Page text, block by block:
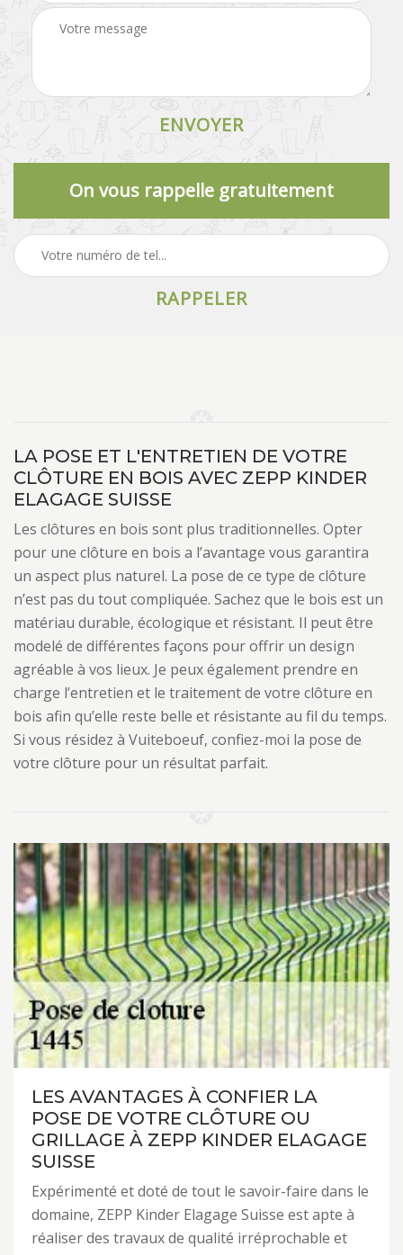
On vous rappelle gratuitement
LA POSE ET L'ENTRETIEN DE VOTRE
CLÔTURE EN BOIS AVEC ZEPP KINDER
ELAGAGE SUISSE
Les clôtures en bois sont plus traditionnelles. Opter
pour une clôture en bois a l’avantage vous garantira
un aspect plus naturel. La pose de ce type de clôture
n’est pas du tout compliquée. Sachez que le bois est un
matériau durable, écologique et résistant. Il peut être
modelé de différentes façons pour offrir un design
agréable à vos lieux. Je peux également prendre en
charge l’entretien et le traitement de votre clôture en
bois afin qu’elle reste belle et résistante au fil du temps.
Si vous résidez à Vuiteboeuf, confiez-moi la pose de
votre clôture pour un résultat parfait.
LES AVANTAGES À CONFIER LA
POSE DE VOTRE CLÔTURE OU
GRILLAGE À ZEPP KINDER ELAGAGE
SUISSE
Expérimenté et doté de tout le savoir-faire dans le
domaine, ZEPP Kinder Elagage Suisse est apte à
réaliser des travaux de qualité irréprochable et